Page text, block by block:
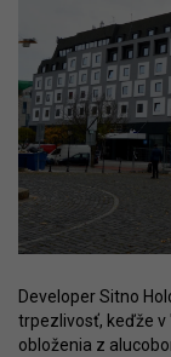
Developer Sitno
trpezlivosť, keďže v
obloženia z